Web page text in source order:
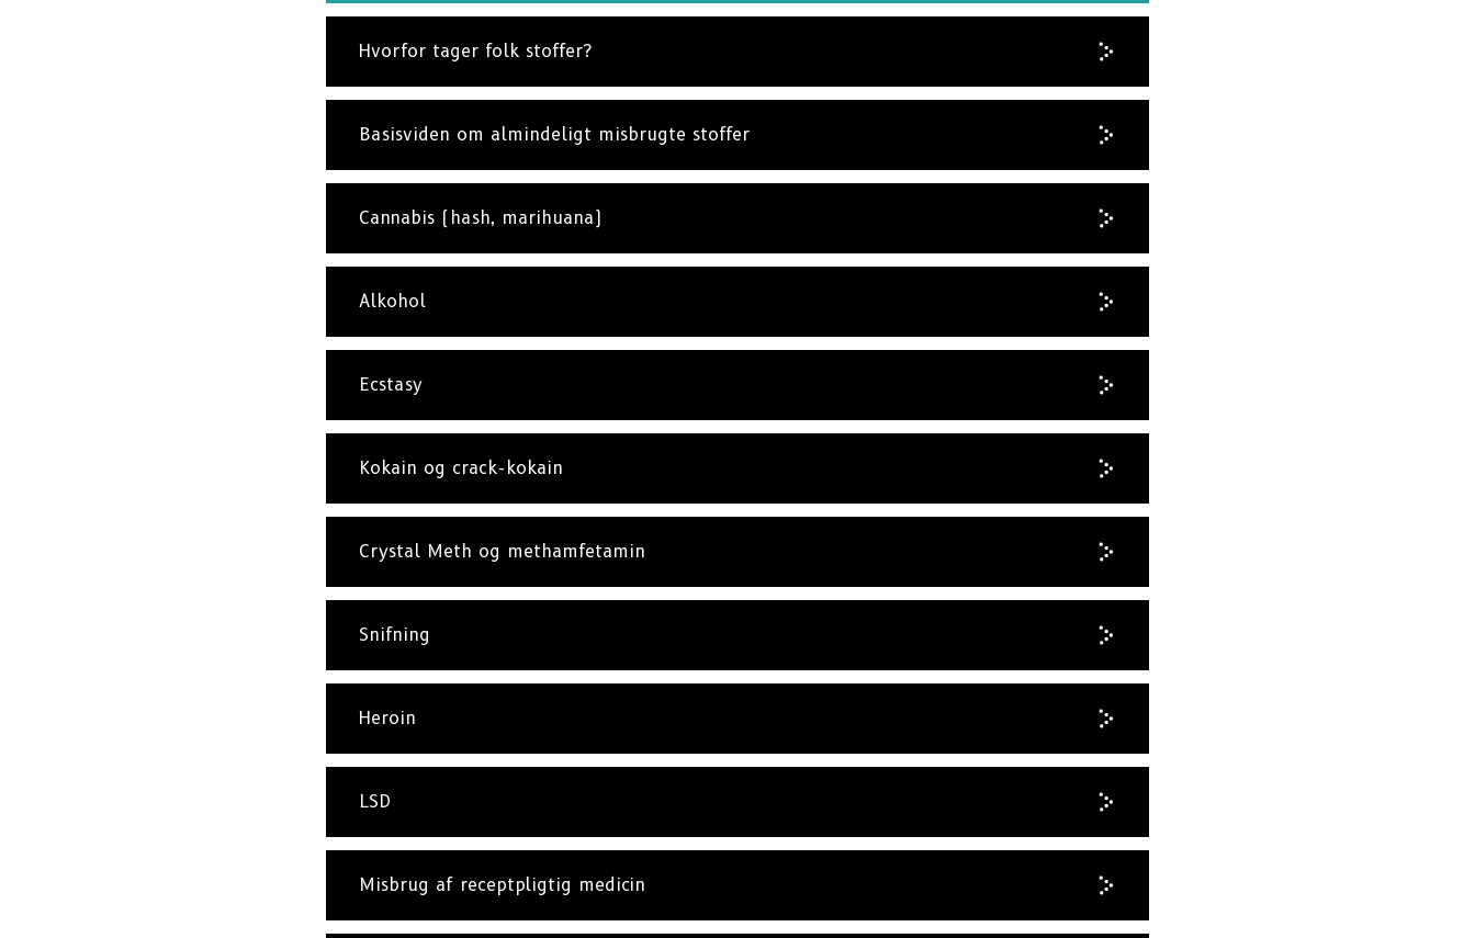
Hvorfor tager folk stoffer?
Basisviden om almindeligt misbrugte stoffer
Cannabis (hash, marihuana)
Alkohol
Ecstasy
Kokain og crack-kokain
Crystal Meth og methamfetamin
Snifning
Heroin
LSD
Misbrug af receptpligtig medicin